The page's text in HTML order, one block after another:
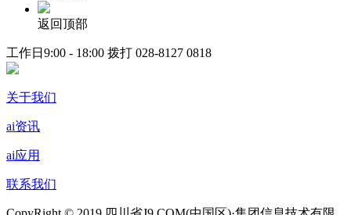
返回顶部
工作日9:00 - 18:00 拨打 028-8127 0818
关于我们
ai资讯
ai应用
联系我们